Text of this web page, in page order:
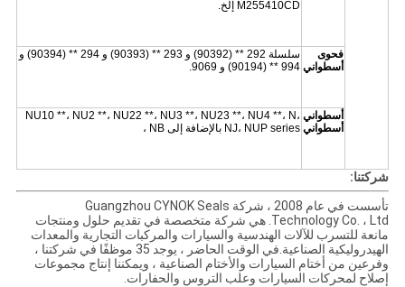
M255410CD إلخ.
فحوى
أسطواني
سلسلة 292 ** (90392) و 293 ** (90393) و 294 ** (90394) و
994 ** (90194) و 9069.
أسطواني
أسطواني
NU10 **، NU2 **، NU22 **، NU3 **، NU23 **، NU4 **، N،
NJ، NUP series بالإضافة إلى NB ،
شركتنا:
تأسست في عام 2008 ، شركة Guangzhou CYNOK Seals
Technology Co. ، Ltd. هي شركة متخصصة في تقديم حلول ومنتجات
مانعة للتسرب للآلات الهندسية والسيارات والمركبات التجارية والمعدات
الهيدروليكية الصناعية.في الوقت الحاضر ، يوجد 35 موظفًا في شركتنا ،
وفرعين من أختام السيارات والأختام الصناعية ، ويمكننا إنتاج مجموعات
إصلاح لمحركات السيارات وعلب التروس والحفارات.